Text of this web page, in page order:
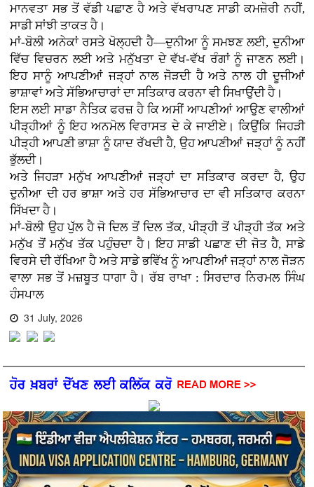
ਮਾਨਵਤਾ ਸਭ ਤੋਂ ਵੱਡੀ ਪਛਾਣ ਹੈ ਅਤੇ ਵੱਖਰਾਪਣ ਸਾਡੀ ਕਮਜ਼ੋਰੀ ਨਹੀਂ,
ਸਾਡੀ ਸਾਂਝੀ ਤਾਕਤ ਹੈ।
ਮਾਂ-ਬੋਲੀ ਅਨੇਕਾਂ ਰਸਤੇ ਖੋਲ੍ਹਦੀ ਹੈ—ਦੁਨੀਆ ਨੂੰ ਸਮਝਣ ਲਈ, ਦੁਨੀਆ
ਵਿੱਚ ਵਿਚਰਨ ਲਈ ਅਤੇ ਮਨੁੱਖਤਾ ਦੇ ਵੱਖ-ਵੱਖ ਰੰਗਾਂ ਨੂੰ ਜਾਣਨ ਲਈ।
ਇਹ ਸਾਨੂੰ ਆਪਣੀਆਂ ਜੜ੍ਹਾਂ ਨਾਲ ਜੋੜਦੀ ਹੈ ਅਤੇ ਨਾਲ ਹੀ ਦੂਜੀਆਂ
ਭਾਸ਼ਾਵਾਂ ਅਤੇ ਸੱਭਿਆਚਾਰਾਂ ਦਾ ਸਤਿਕਾਰ ਕਰਨਾ ਵੀ ਸਿਖਾਉਂਦੀ ਹੈ।
ਇਸ ਲਈ ਸਾਡਾ ਨੈਤਿਕ ਫਰਜ਼ ਹੈ ਕਿ ਅਸੀਂ ਆਪਣੀਆਂ ਆਉਣ ਵਾਲੀਆਂ
ਪੀੜ੍ਹੀਆਂ ਨੂੰ ਇਹ ਅਨਮੋਲ ਵਿਰਾਸਤ ਦੇ ਕੇ ਜਾਈਏ। ਕਿਉਂਕਿ ਜਿਹੜੀ
ਪੀੜ੍ਹੀ ਆਪਣੀ ਭਾਸ਼ਾ ਨੂੰ ਯਾਦ ਰੱਖਦੀ ਹੈ, ਉਹ ਆਪਣੀਆਂ ਜੜ੍ਹਾਂ ਨੂੰ ਨਹੀਂ
ਭੁੱਲਦੀ।
ਅਤੇ ਜਿਹੜਾ ਮਨੁੱਖ ਆਪਣੀਆਂ ਜੜ੍ਹਾਂ ਦਾ ਸਤਿਕਾਰ ਕਰਦਾ ਹੈ, ਉਹ
ਦੁਨੀਆ ਦੀ ਹਰ ਭਾਸ਼ਾ ਅਤੇ ਹਰ ਸੱਭਿਆਚਾਰ ਦਾ ਵੀ ਸਤਿਕਾਰ ਕਰਨਾ
ਸਿੱਖਦਾ ਹੈ।
ਮਾਂ-ਬੋਲੀ ਉਹ ਪੁੱਲ ਹੈ ਜੋ ਦਿਲ ਤੋਂ ਦਿਲ ਤੱਕ, ਪੀੜ੍ਹੀ ਤੋਂ ਪੀੜ੍ਹੀ ਤੱਕ ਅਤੇ
ਮਨੁੱਖ ਤੋਂ ਮਨੁੱਖ ਤੱਕ ਪਹੁੰਚਦਾ ਹੈ। ਇਹ ਸਾਡੀ ਪਛਾਣ ਦੀ ਜੋਤ ਹੈ, ਸਾਡੇ
ਵਿਰਸੇ ਦੀ ਰੱਖਿਆ ਹੈ ਅਤੇ ਸਾਡੇ ਭਵਿੱਖ ਨੂੰ ਆਪਣੀਆਂ ਜੜ੍ਹਾਂ ਨਾਲ ਜੋੜਨ
ਵਾਲਾ ਸਭ ਤੋਂ ਮਜ਼ਬੂਤ ਧਾਗਾ ਹੈ। ਰੱਬ ਰਾਖਾ : ਸਿਰਦਾਰ ਨਿਰਮਲ ਸਿੰਘ
ਹੰਸਪਾਲ
31 July, 2026